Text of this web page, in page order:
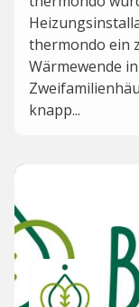
thermondo ein
Wärmewende
knapp...